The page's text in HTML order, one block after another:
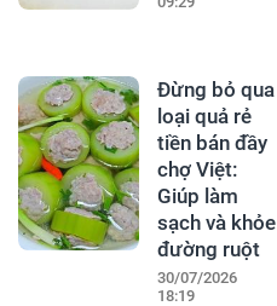
Đừng bỏ qua
loại quả rẻ
tiền bán đầy
chợ Việt:
Giúp làm
sạch và khỏe
đường ruột
30/07/2026
18:19